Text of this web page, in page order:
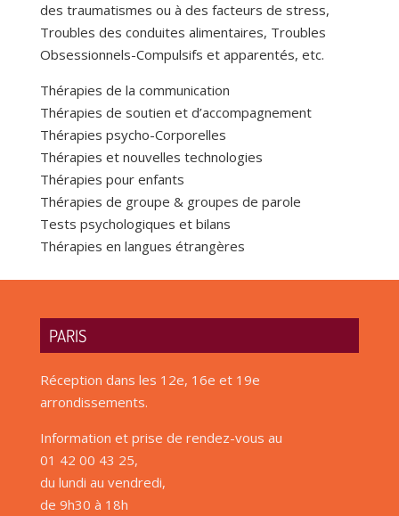
des traumatismes ou à des facteurs de stress,
Troubles des conduites alimentaires, Troubles
Obsessionnels-Compulsifs et apparentés, etc.
Thérapies de la communication
Thérapies de soutien et d’accompagnement
Thérapies psycho-Corporelles
Thérapies et nouvelles technologies
Thérapies pour enfants
Thérapies de groupe & groupes de parole
Tests psychologiques et bilans
Thérapies en langues étrangères
PARIS
Réception dans les 12e, 16e et 19e
arrondissements.
Information et prise de rendez-vous au
01 42 00 43 25,
du lundi au vendredi,
de 9h30 à 18h